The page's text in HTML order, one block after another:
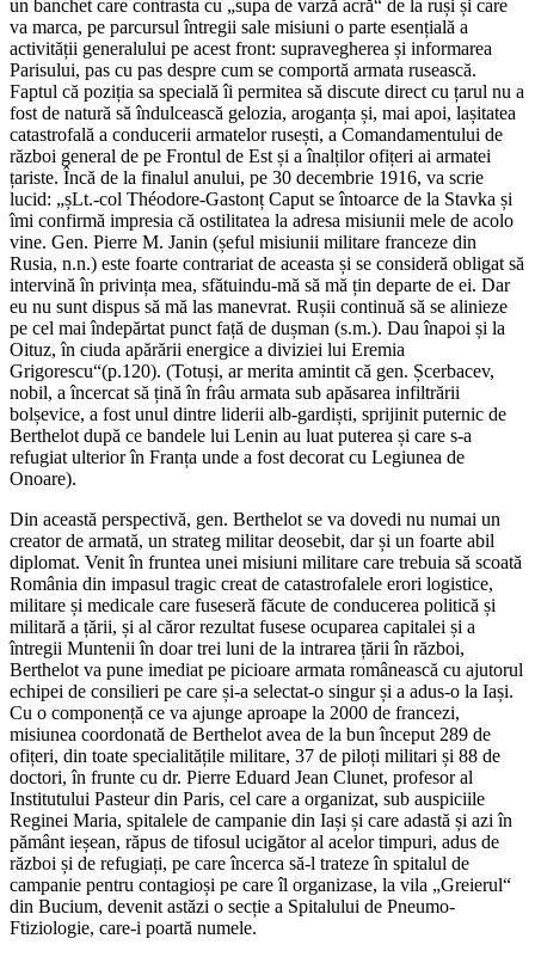
un banchet care contrasta cu „supa de varză acră“ de la ruși și care
va marca, pe parcursul întregii sale misiuni o parte esențială a
activității generalului pe acest front: supravegherea și informarea
Parisului, pas cu pas despre cum se comportă armata rusească.
Faptul că poziția sa specială îi permitea să discute direct cu țarul nu a
fost de natură să îndulcească gelozia, aroganța și, mai apoi, lașitatea
catastrofală a conducerii armatelor rusești, a Comandamentului de
război general de pe Frontul de Est și a înalților ofițeri ai armatei
țariste. Încă de la finalul anului, pe 30 decembrie 1916, va scrie
lucid: „șLt.-col Théodore-Gastonț Caput se întoarce de la Stavka și
îmi confirmă impresia că ostilitatea la adresa misiunii mele de acolo
vine. Gen. Pierre M. Janin (șeful misiunii militare franceze din
Rusia, n.n.) este foarte contrariat de aceasta și se consideră obligat să
intervină în privința mea, sfătuindu-mă să mă țin departe de ei. Dar
eu nu sunt dispus să mă las manevrat. Rușii continuă să se alinieze
pe cel mai îndepărtat punct față de dușman (s.m.). Dau înapoi și la
Oituz, în ciuda apărării energice a diviziei lui Eremia
Grigorescu“(p.120). (Totuși, ar merita amintit că gen. Șcerbacev,
nobil, a încercat să țină în frâu armata sub apăsarea infiltrării
bolșevice, a fost unul dintre liderii alb-gardiști, sprijinit puternic de
Berthelot după ce bandele lui Lenin au luat puterea și care s-a
refugiat ulterior în Franța unde a fost decorat cu Legiunea de
Onoare).
Din această perspectivă, gen. Berthelot se va dovedi nu numai un
creator de armată, un strateg militar deosebit, dar și un foarte abil
diplomat. Venit în fruntea unei misiuni militare care trebuia să scoată
România din impasul tragic creat de catastrofalele erori logistice,
militare și medicale care fuseseră făcute de conducerea politică și
militară a țării, și al căror rezultat fusese ocuparea capitalei și a
întregii Muntenii în doar trei luni de la intrarea țării în război,
Berthelot va pune imediat pe picioare armata românească cu ajutorul
echipei de consilieri pe care și-a selectat-o singur și a adus-o la Iași.
Cu o componență ce va ajunge aproape la 2000 de francezi,
misiunea coordonată de Berthelot avea de la bun început 289 de
ofițeri, din toate specialitățile militare, 37 de piloți militari și 88 de
doctori, în frunte cu dr. Pierre Eduard Jean Clunet, profesor al
Institutului Pasteur din Paris, cel care a organizat, sub auspiciile
Reginei Maria, spitalele de campanie din Iași și care adastă și azi în
pământ ieșean, răpus de tifosul ucigător al acelor timpuri, adus de
război și de refugiați, pe care încerca să-l trateze în spitalul de
campanie pentru contagioși pe care îl organizase, la vila „Greierul“
din Bucium, devenit astăzi o secție a Spitalului de Pneumo-
Ftiziologie, care-i poartă numele.